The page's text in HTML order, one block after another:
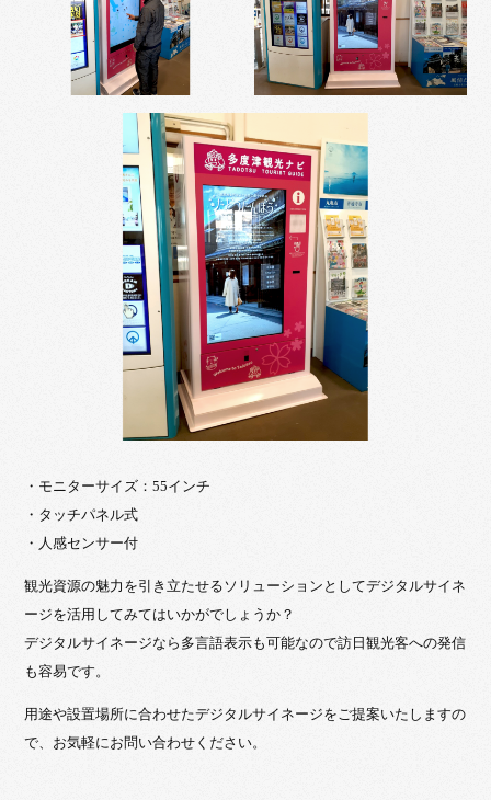
・モニターサイズ：55インチ
・タッチパネル式
・人感センサー付
観光資源の魅力を引き立たせるソリューションとしてデジタルサイネ
ージを活用してみてはいかがでしょうか？
デジタルサイネージなら多言語表示も可能なので訪日観光客への発信
も容易です。
用途や設置場所に合わせたデジタルサイネージをご提案いたしますの
で、お気軽にお問い合わせください。